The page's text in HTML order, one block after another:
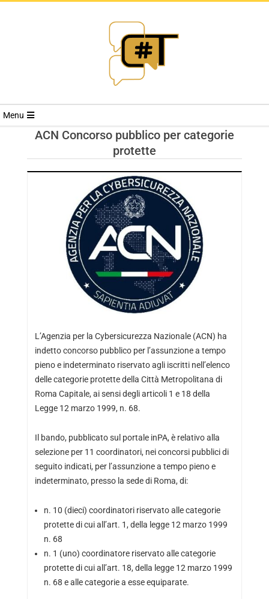
RIVISTA
TRENDS
Menu
ACN Concorso pubblico per categorie
protette
L’Agenzia per la Cybersicurezza Nazionale (ACN) ha
indetto concorso pubblico per l’assunzione a tempo
pieno e indeterminato riservato agli iscritti nell’elenco
delle categorie protette della Città Metropolitana di
Roma Capitale, ai sensi degli articoli 1 e 18 della
Legge 12 marzo 1999, n. 68.
Il bando, pubblicato sul portale inPA, è relativo alla
selezione per 11 coordinatori, nei concorsi pubblici di
seguito indicati, per l’assunzione a tempo pieno e
indeterminato, presso la sede di Roma, di:
n. 10 (dieci) coordinatori riservato alle categorie
protette di cui all’art. 1, della legge 12 marzo 1999
n. 68
n. 1 (uno) coordinatore riservato alle categorie
protette di cui all’art. 18, della legge 12 marzo 1999
n. 68 e alle categorie a esse equiparate.